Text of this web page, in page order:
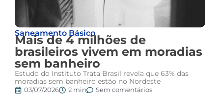
Saneamento Básico
Mais de 4 milhões de
brasileiros vivem em moradias
sem banheiro
Estudo do Instituto Trata Brasil revela que 63% das
moradias sem banheiro estão no Nordeste
03/07/2026 2 min Sem comentários